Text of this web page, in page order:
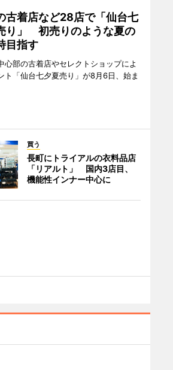
古着店など28店で「仙台七
り」 初売りのような夏の
目指す
心部の古着店やセレクトショップによ
ト「仙台七夕夏売り」が8月6日、始ま
買う
長町にトライアルの衣料品店
「リアルト」 国内3店目、
機能性インナー中心に